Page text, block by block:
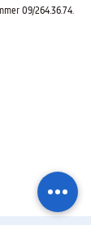
09/264.36.74.